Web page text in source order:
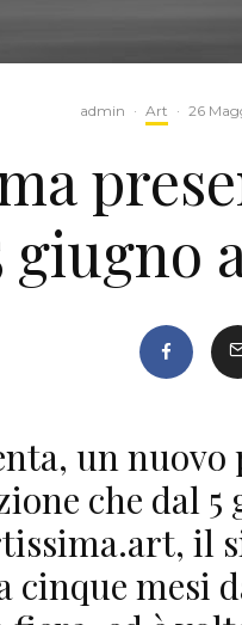
admin · Art · 26
giugno
un nuovo
che dal 5
il
cinque mesi